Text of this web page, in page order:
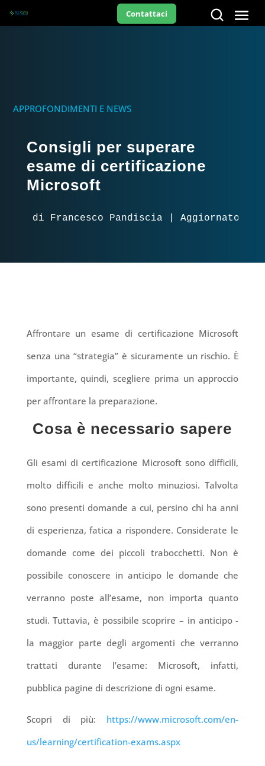
Contattaci
APPROFONDIMENTI E NEWS
Consigli per superare
esame di certificazione
Microsoft
di Francesco Pandiscia | Aggiornato il
Affrontare un esame di certificazione Microsoft
senza una “strategia” è sicuramente un rischio. È
importante, quindi, scegliere prima un approccio
per affrontare la preparazione.
Cosa è necessario sapere
Gli esami di certificazione Microsoft sono difficili,
molto difficili e anche molto minuziosi. Talvolta
sono presenti domande a cui, persino chi ha anni
di esperienza, fatica a rispondere. Considerate le
domande come dei piccoli trabocchetti. Non è
possibile conoscere in anticipo le domande che
verranno poste all’esame, non importa quanto
studi. Tuttavia, è possibile scoprire – in anticipo -
la maggior parte degli argomenti che verranno
trattati durante l’esame: Microsoft, infatti,
pubblica pagine di descrizione di ogni esame.
Scopri di più: https://www.microsoft.com/en-
us/learning/certification-exams.aspx